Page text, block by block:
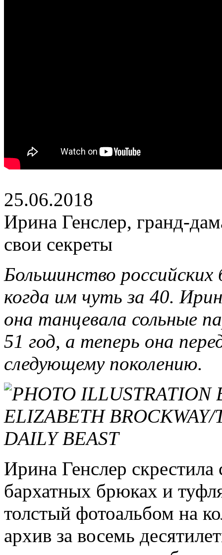
25.06.2018
Ирина Генслер, гранд-
свои секреты
Большинство
когда им чуть за 40.
она танцевала сольные
51 год, а теперь она
следующему поколению.
Ирина Генслер
бархатных брюках и
толстый фотоальбом на
архив за восемь